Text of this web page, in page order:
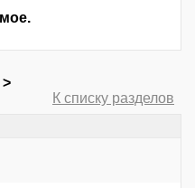
>
К списку разделов